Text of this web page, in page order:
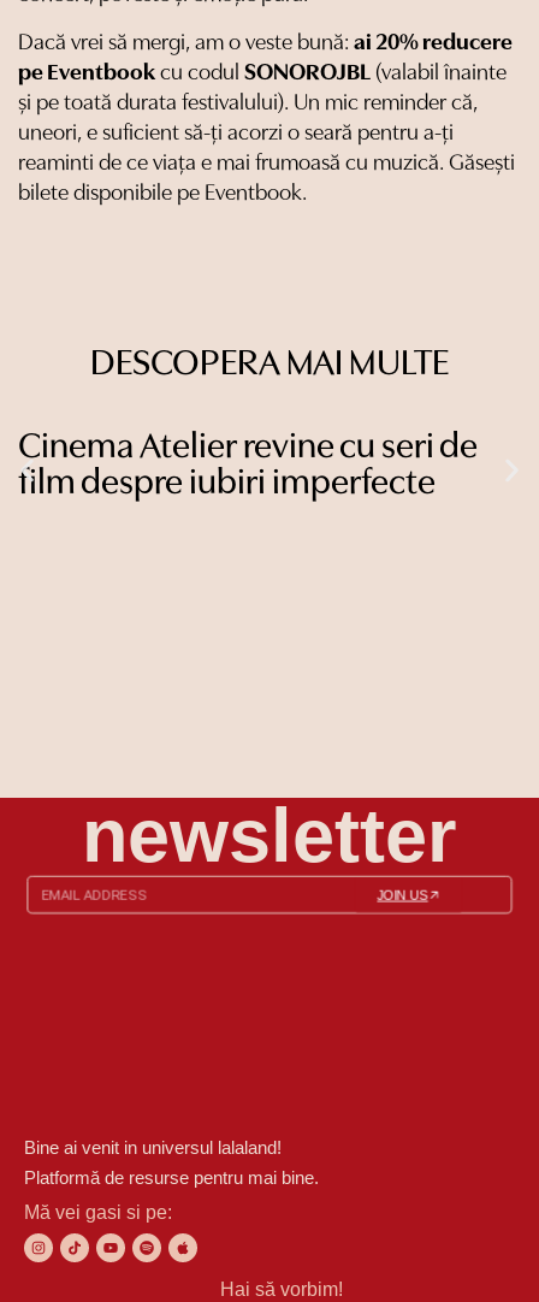
Dacă vrei să mergi, am o veste bună: ai 20% reducere
pe Eventbook cu codul SONOROJBL (valabil înainte
și pe toată durata festivalului). Un mic reminder că,
uneori, e suficient să-ți acorzi o seară pentru a-ți
reaminti de ce viața e mai frumoasă cu muzică. Găsești
bilete disponibile pe Eventbook.
DESCOPERA MAI MULTE
Cinema Atelier revine cu seri de
film despre iubiri imperfecte
newsletter
JOIN US
Bine ai venit in universul lalaland!
Platformă de resurse pentru mai bine.
Mă vei gasi si pe:
Hai să vorbim!